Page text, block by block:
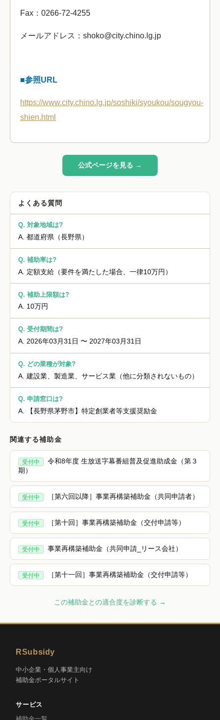
Fax：0266-72-4255
メールアドレス：shoko@city.chino.lg.jp
■参照URL
https://www.city.chino.lg.jp/soshiki/syoukou/sougyou-
shien.html
公式ページを見る →
よくある質問
Q. 対象地域は?
A. 都道府県（長野県）
Q. 補助率は?
A. 定額支給（要件を満たした場合、一律10万円）
Q. 補助上限額は?
A. 10万円
Q. 受付期間は?
A. 2026年03月31日 〜 2027年03月31日
Q. どの業種が対象?
A. 建設業、製造業、サービス業（他に分類されないもの）
Q. 申請窓口は?
A. 【長野県茅野市】特定創業者等支援奨励金
関連する補助金
受付中
令和8年度 生放送字幕番組普及促進助成金（第３
期）
受付中 ［第六回以降］事業再構築補助金（共同申請者）
受付中 ［第十回］事業再構築補助金（交付申請等）
受付中 事業再構築補助金（共同申請_リース会社）
受付中 ［第十一回］事業再構築補助金（交付申請等）
この補助金との適合度を診断する →
RSubsidy
中小企業・個人事業主向け
補助金ポータルサイト
サービス